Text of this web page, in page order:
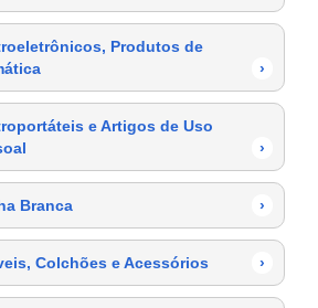
Produtos de
›
e Artigos de Uso
›
Branca ›
Colchões e Acessórios ›